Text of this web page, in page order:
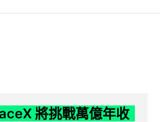
將挑戰萬億年收